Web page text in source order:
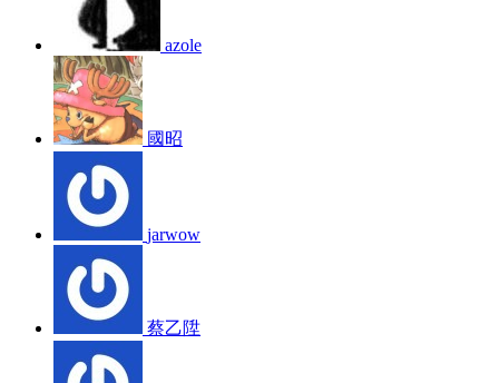
azole
國昭
jarwow
蔡乙陞